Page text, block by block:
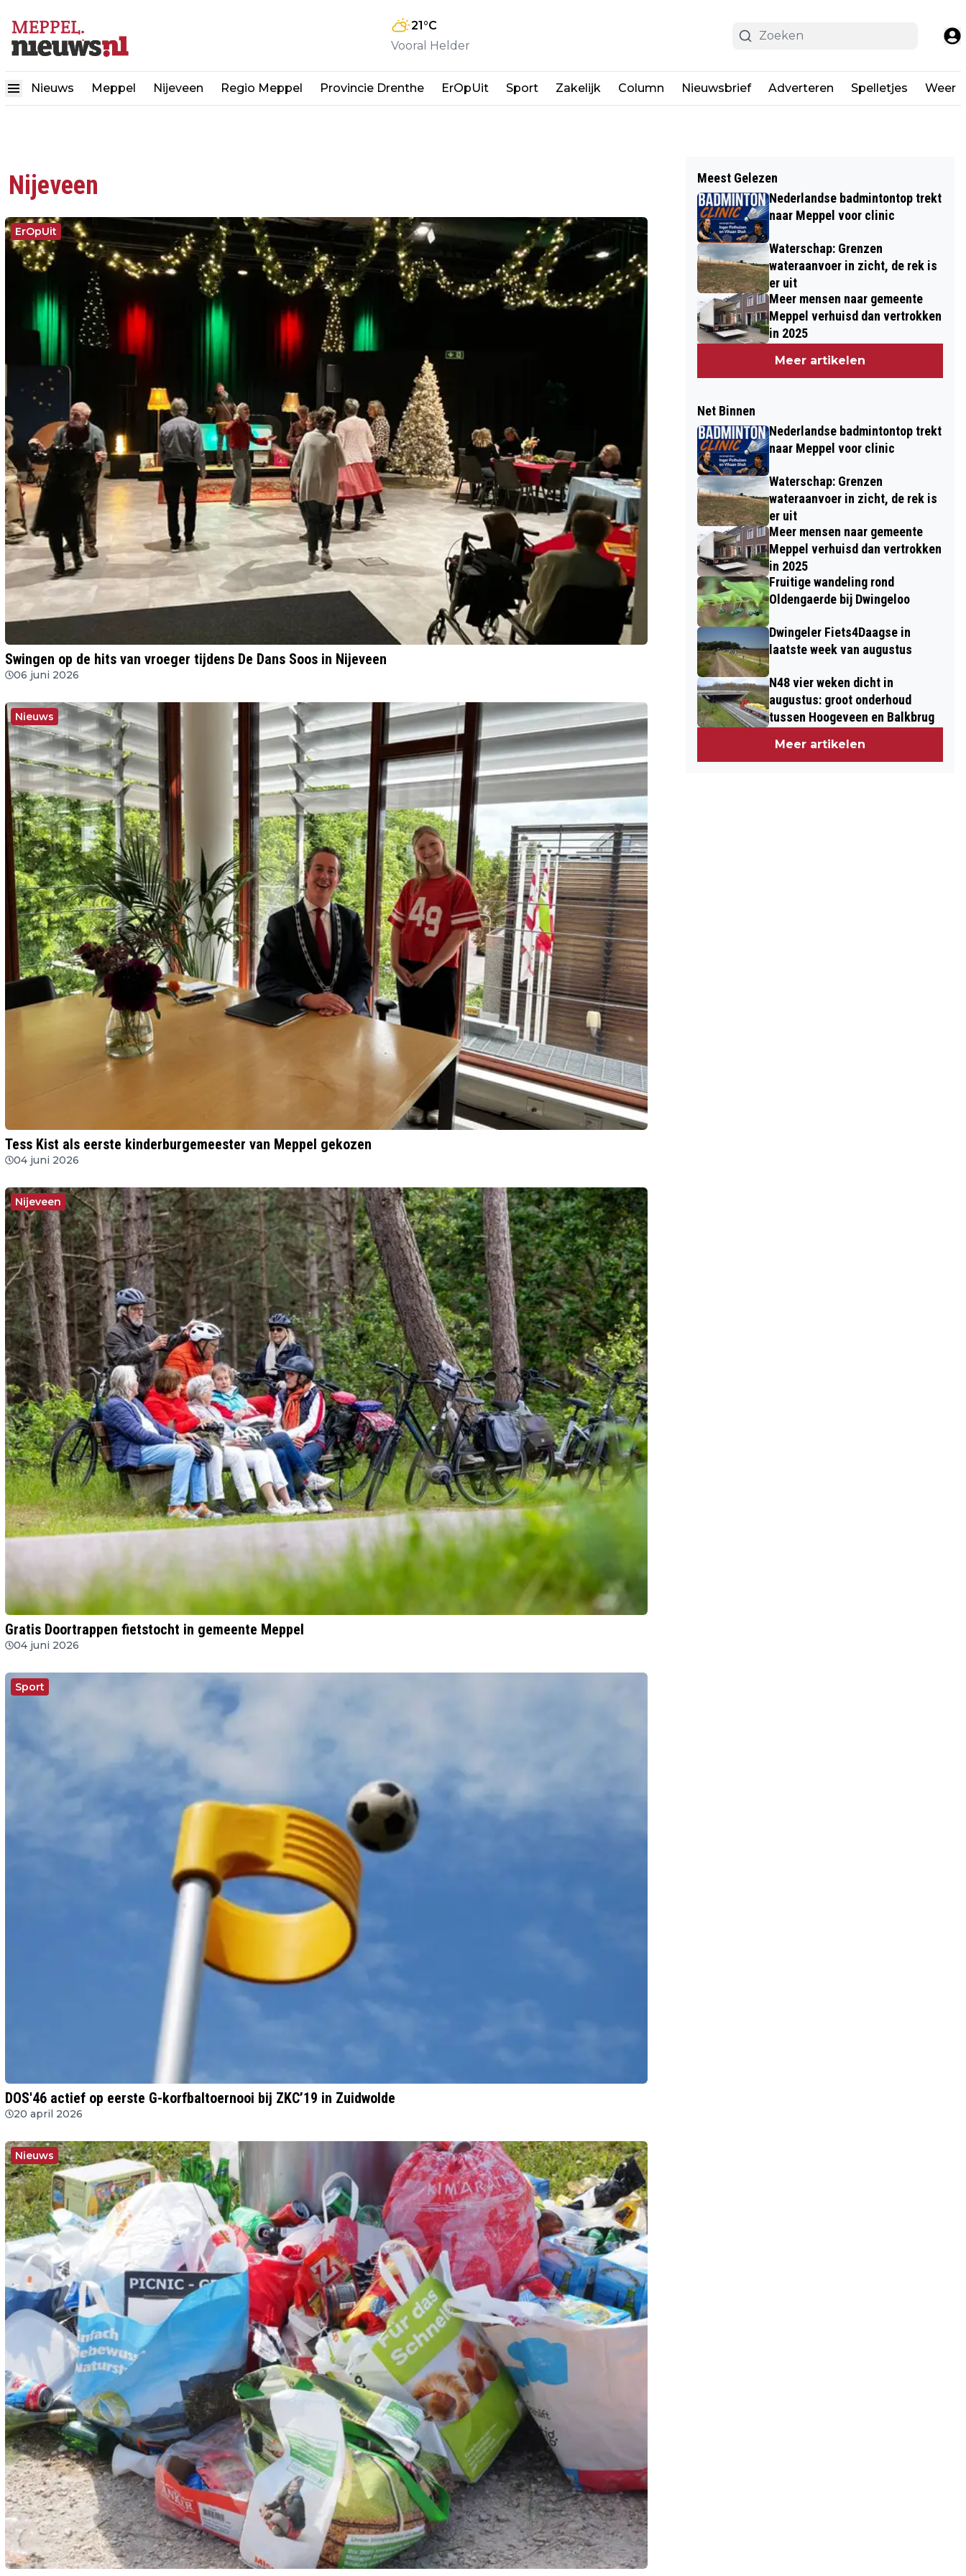
21°C
Vooral Helder
Nieuws Meppel Nijeveen Regio Meppel Provincie Drenthe ErOpUit Sport Zakelijk Column Nieuwsbrief Adverteren Spelletjes Weer
Nijeveen
ErOpUit
Swingen op de hits van vroeger tijdens De Dans Soos in Nijeveen
06 juni 2026
Nieuws
Tess Kist als eerste kinderburgemeester van Meppel gekozen
04 juni 2026
Nijeveen
Gratis Doortrappen fietstocht in gemeente Meppel
04 juni 2026
Sport
DOS'46 actief op eerste G-korfbaltoernooi bij ZKC’19 in Zuidwolde
20 april 2026
Nieuws
Meest Gelezen
Nederlandse badmintontop trekt
naar Meppel voor clinic
Waterschap: Grenzen
wateraanvoer in zicht, de rek is
er uit
Meer mensen naar gemeente
Meppel verhuisd dan vertrokken
in 2025
Meer artikelen
Net Binnen
Nederlandse badmintontop trekt
naar Meppel voor clinic
Waterschap: Grenzen
wateraanvoer in zicht, de rek is
er uit
Meer mensen naar gemeente
Meppel verhuisd dan vertrokken
in 2025
Fruitige wandeling rond
Oldengaerde bij Dwingeloo
Dwingeler Fiets4Daagse in
laatste week van augustus
N48 vier weken dicht in
augustus: groot onderhoud
tussen Hoogeveen en Balkbrug
Meer artikelen